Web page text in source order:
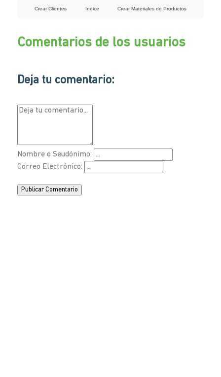
Crear Clientes Crear Materiales de Productos
Indice
Comentarios de los usuarios
Deja tu comentario:
Nombre o Seudónimo:
Correo Electrónico:
Publicar Comentario